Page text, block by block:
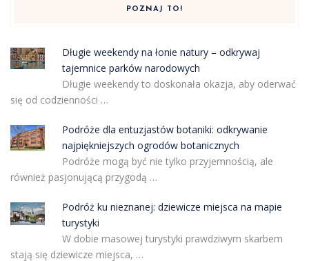
POZNAJ TO!
Długie weekendy na łonie natury – odkrywaj
tajemnice parków narodowych
Długie weekendy to doskonała okazja, aby oderwać
się od codzienności …
Podróże dla entuzjastów botaniki: odkrywanie
najpiękniejszych ogrodów botanicznych
Podróże mogą być nie tylko przyjemnością, ale
również pasjonującą przygodą …
Podróż ku nieznanej: dziewicze miejsca na mapie
turystyki
W dobie masowej turystyki prawdziwym skarbem
stają się dziewicze miejsca, …